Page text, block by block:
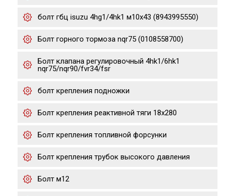
болт гбц isuzu 4hg1/4hk1 м10х43 (8943995550)
Болт горного тормоза nqr75 (0108558700)
Болт клапана регулировочный 4hk1/6hk1
nqr75/nqr90/fvr34/fsr
болт крепления подножки
Болт крепления реактивной тяги 18x280
Болт крепления топливной форсунки
Болт крепления трубок высокого давления
Болт м12